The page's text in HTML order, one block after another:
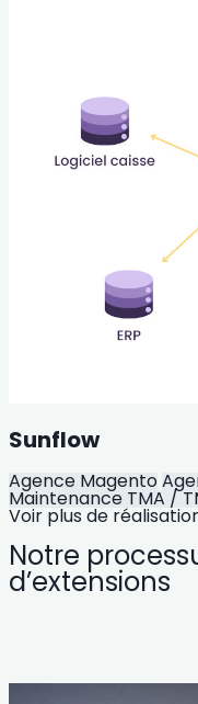
Sunflow
Agence Magento
Maintenance TMA /
Voir plus de
Notre
d’extensions